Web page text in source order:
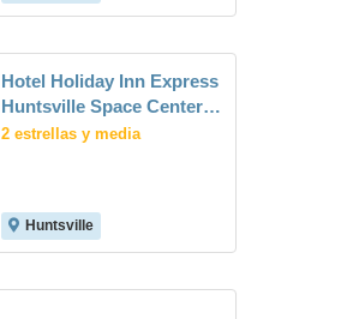
Hotel Holiday Inn Express
Huntsville Space Center,
An Ihg
2 estrellas y media
Huntsville